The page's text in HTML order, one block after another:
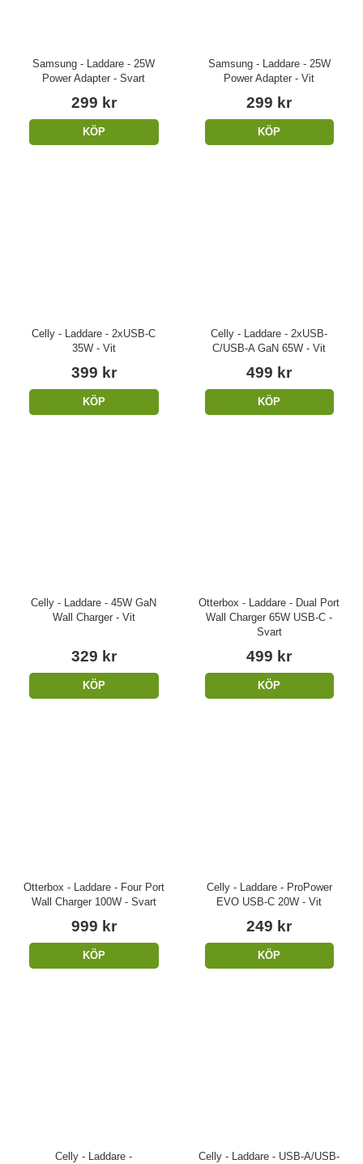
Samsung - Laddare - 25W
Power Adapter - Svart
299 kr
KÖP
Samsung - Laddare - 25W
Power Adapter - Vit
299 kr
KÖP
Celly - Laddare - 2xUSB-C
35W - Vit
399 kr
KÖP
Celly - Laddare - 2xUSB-
C/USB-A GaN 65W - Vit
499 kr
KÖP
Celly - Laddare - 45W GaN
Wall Charger - Vit
329 kr
KÖP
Otterbox - Laddare - Dual Port
Wall Charger 65W USB-C -
Svart
499 kr
KÖP
Otterbox - Laddare - Four Port
Wall Charger 100W - Svart
999 kr
KÖP
Celly - Laddare - ProPower
EVO USB-C 20W - Vit
249 kr
KÖP
Celly - Laddare -
Celly - Laddare - USB-A/USB-